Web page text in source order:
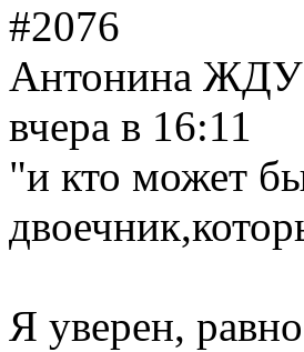
#2076
Антонина
вчера в 16:11
"и кто может
Я уверен,